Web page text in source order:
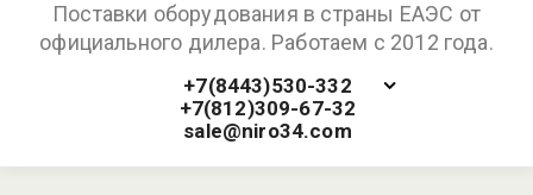
Поставки оборудования в страны ЕАЭС от
официального дилера. Работаем с 2012 года.
+7(8443)530-332
+7(812)309-67-32
sale@niro34.com